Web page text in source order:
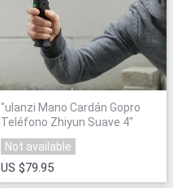
"ulanzi Mano Cardán Gopro
Teléfono Zhiyun Suave 4"
Not available
US $79.95